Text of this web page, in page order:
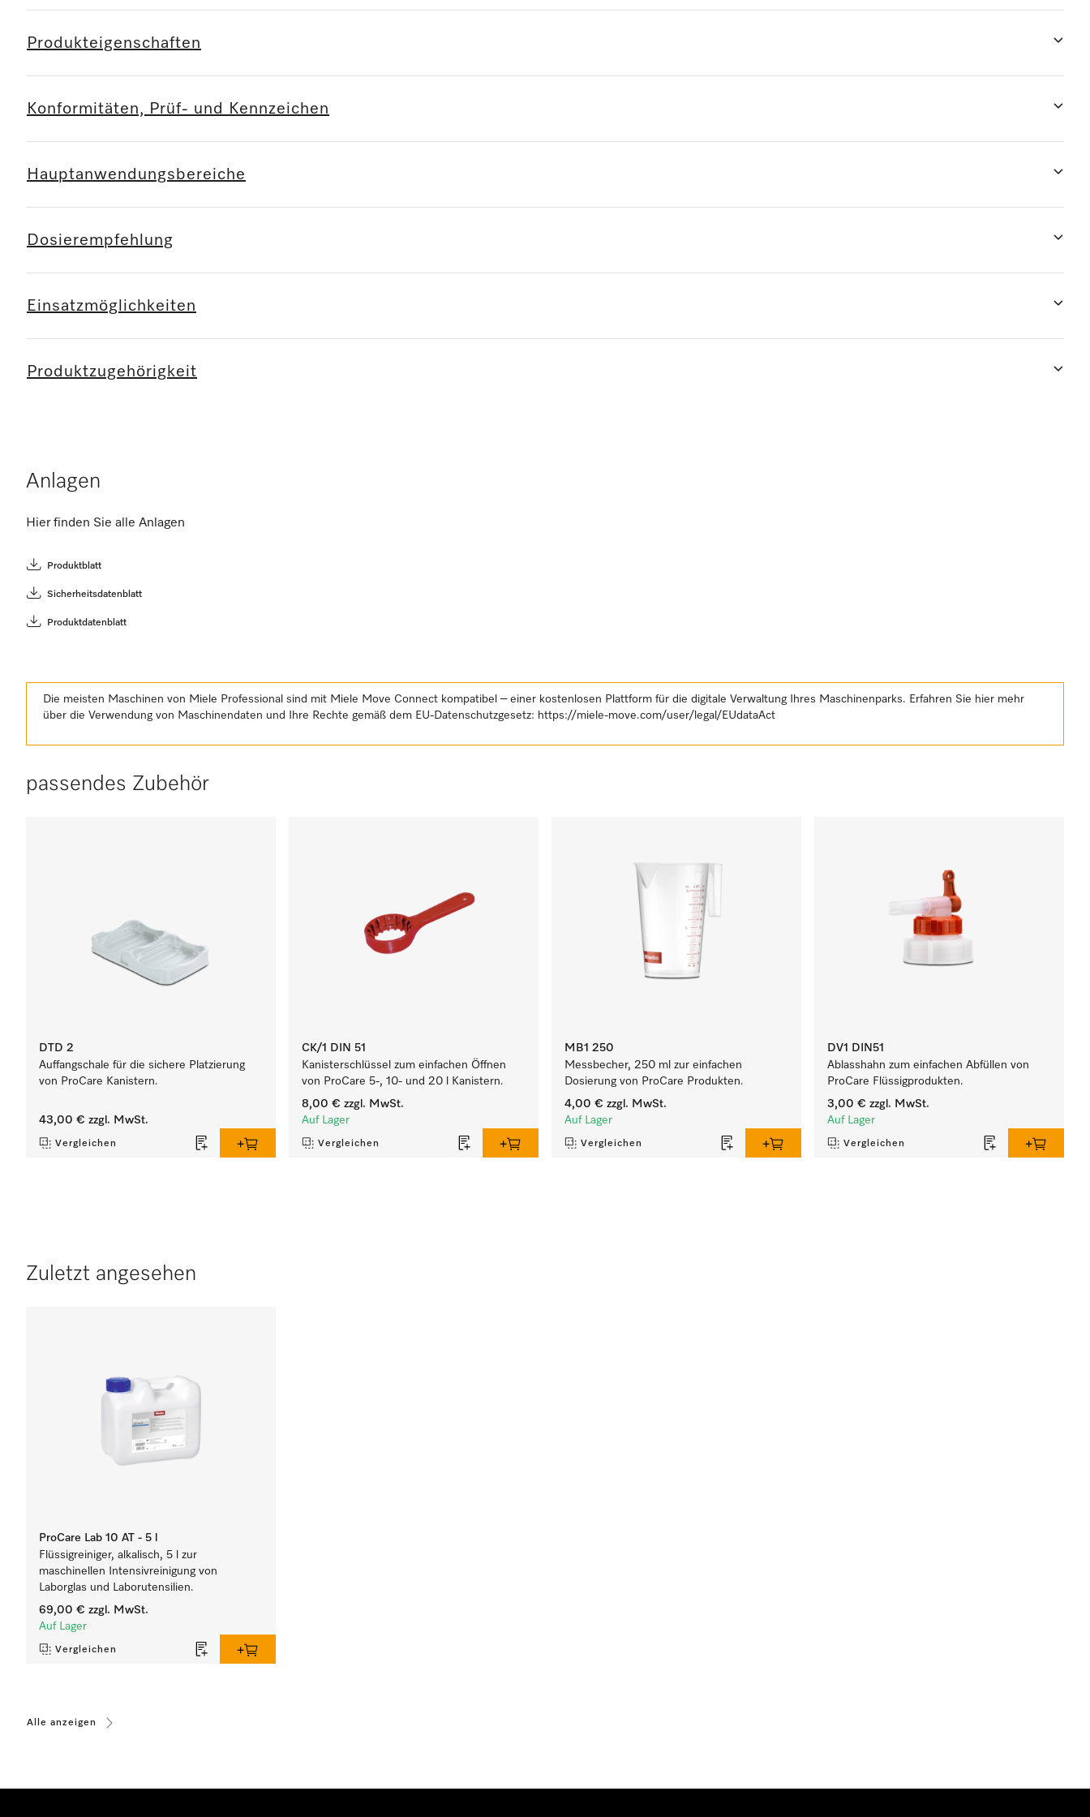
Produkteigenschaften
Konformitäten, Prüf- und Kennzeichen
Hauptanwendungsbereiche
Dosierempfehlung
Einsatzmöglichkeiten
Produktzugehörigkeit
Anlagen
Hier finden Sie alle Anlagen
Produktblatt
Sicherheitsdatenblatt
Produktdatenblatt
Die meisten Maschinen von Miele Professional sind mit Miele Move Connect kompatibel – einer kostenlosen Plattform für die digitale Verwaltung Ihres Maschinenparks. Erfahren Sie hier mehr
über die Verwendung von Maschinendaten und Ihre Rechte gemäß dem EU-Datenschutzgesetz: https://miele-move.com/user/legal/EUdataAct
passendes Zubehör
DTD 2
Auffangschale für die sichere Platzierung
von ProCare Kanistern.
43,00 € zzgl. MwSt.
Vergleichen
CK/1 DIN 51
Kanisterschlüssel zum einfachen Öffnen
von ProCare 5-, 10- und 20 l Kanistern.
8,00 € zzgl. MwSt.
Auf Lager
Vergleichen
MB1 250
Messbecher, 250 ml zur einfachen
Dosierung von ProCare Produkten.
4,00 € zzgl. MwSt.
Auf Lager
Vergleichen
DV1 DIN51
Ablasshahn zum einfachen Abfüllen von
ProCare Flüssigprodukten.
3,00 € zzgl. MwSt.
Auf Lager
Vergleichen
Zuletzt angesehen
ProCare Lab 10 AT - 5 l
Flüssigreiniger, alkalisch, 5 l zur
maschinellen Intensivreinigung von
Laborglas und Laborutensilien.
69,00 € zzgl. MwSt.
Auf Lager
Vergleichen
Alle anzeigen